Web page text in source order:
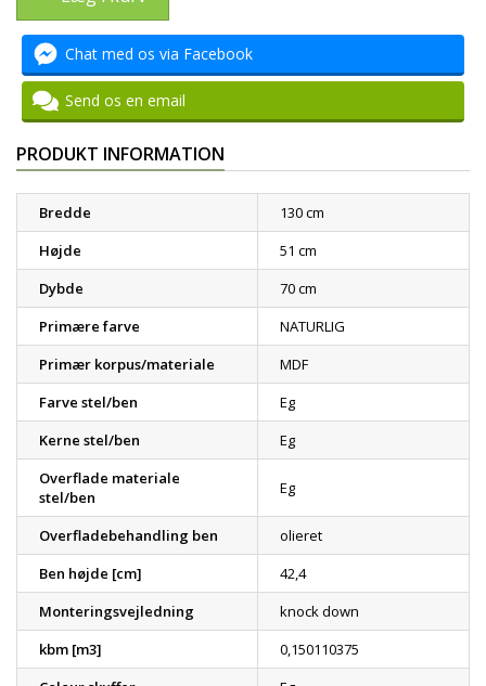
Chat med os via Facebook
Send os en email
PRODUKT INFORMATION
Bredde
130 cm
Højde
51 cm
Dybde
70 cm
Primære farve
NATURLIG
Primær korpus/materiale
MDF
Farve stel/ben
Eg
Kerne stel/ben
Eg
Overflade materiale
stel/ben
Eg
Overfladebehandling ben
olieret
Ben højde [cm]
42,4
Monteringsvejledning
knock down
kbm [m3]
0,150110375